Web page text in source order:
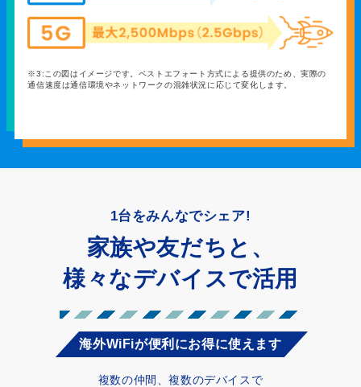
※3:この図はイメージです。ベストエフォート方式による提供のため、実際の
通信速度は通信環境やネットワークの混雑状況に応じて変化します。
1台をみんなでシェア!
家族や友だちと、
様々なデバイスで活用
海外WiFiが便利にお得に使えます
複数の仲間、複数のデバイスで